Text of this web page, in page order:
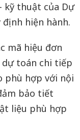
kỹ thuật của Dự
hiện hành.
mã hiệu đơn
toán chi tiếp
phù hợp với nội
bảo tiết
liệu phù hợp